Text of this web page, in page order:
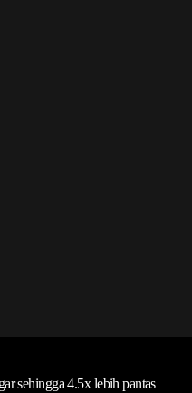
sehingga 4.5x lebih pantas